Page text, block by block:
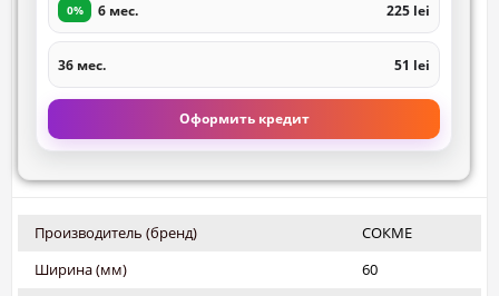
0% 6 мес. 225 lei
36 мес. 51 lei
Оформить кредит
Производитель (бренд)
СОКМЕ
Ширина (мм)
60